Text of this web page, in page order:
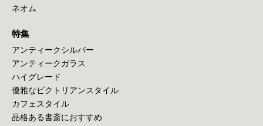
ネオム
特集
アンティークシルバー
アンティークガラス
ハイグレード
優雅なビクトリアンスタイル
カフェスタイル
品格ある書斎におすすめ